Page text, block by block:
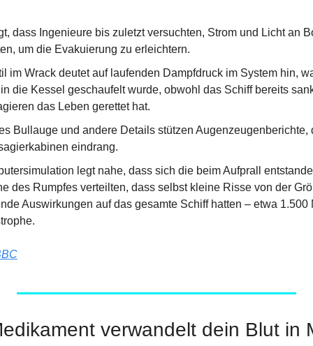
dass Ingenieure bis zuletzt versuchten, Strom und Licht an
um die Evakuierung zu erleichtern.
im Wrack deutet auf laufenden Dampfdruck im System hin,
die Kessel geschaufelt wurde, obwohl das Schiff bereits
das Leben gerettet hat.
Bullauge und andere Details stützen Augenzeugenberichte,
eindrang.
legt nahe, dass sich die beim Aufprall
des Rumpfes verteilten, dass selbst kleine Risse von der
Auswirkungen auf das gesamte Schiff hatten – etwa 1.500
verwandelt dein Blut in